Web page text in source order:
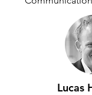
Lucas